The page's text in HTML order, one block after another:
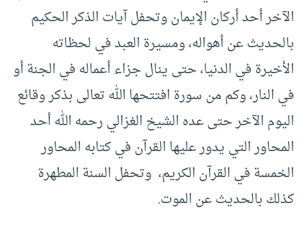
الآخر أحد أركان الإيمان وتحفل آيات الذكر الحكيم
بالحديث عن أهواله، ومسيرة العبد في لحظاته
الأخيرة في الدنيا، حتى ينال جزاء أعماله في الجنة أو
في النار، وكم من سورة افتتحها الله تعالى بذكر وقائع
اليوم الآخر حتى عده الشيخ الغزالي رحمه الله أحد
المحاور التي يدور عليها القرآن في كتابه المحاور
الخمسة في القرآن الكريم، وتحفل السنة المطهرة
كذلك بالحديث عن الموت.